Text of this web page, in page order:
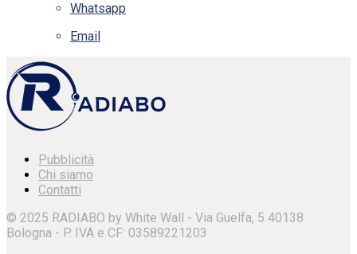
Whatsapp
Email
Pubblicità
Chi siamo
Contatti
© 2025 RADIABO by White Wall - Via Guelfa, 5 40138
Bologna - P. IVA e CF: 03589221203